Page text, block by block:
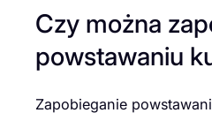
Czy można
powstawaniu
Zapobieganie